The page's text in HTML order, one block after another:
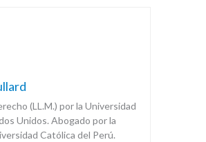
(LL.M.) por la Universidad
Unidos. Abogado por la
Católica del Perú.